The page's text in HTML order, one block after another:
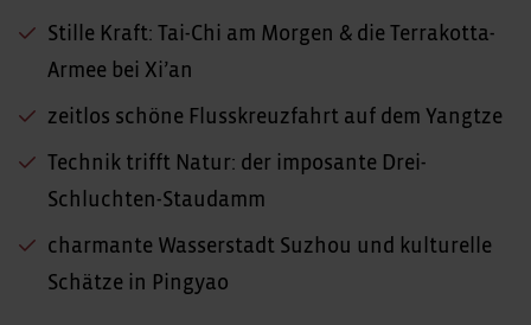
Stille Kraft: Tai-Chi am Morgen & die Terrakotta-
Armee bei Xi’an
zeitlos schöne Flusskreuzfahrt auf dem Yangtze
Technik trifft Natur: der imposante Drei-
Schluchten-Staudamm
charmante Wasserstadt Suzhou und kulturelle
Schätze in Pingyao